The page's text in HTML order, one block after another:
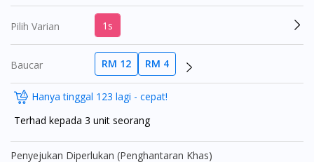
Pilih Varian 1s
Baucar RM 12 RM 4
Hanya tinggal 123 lagi - cepat!
Terhad kepada 3 unit seorang
Penyejukan Diperlukan (Penghantaran Khas)